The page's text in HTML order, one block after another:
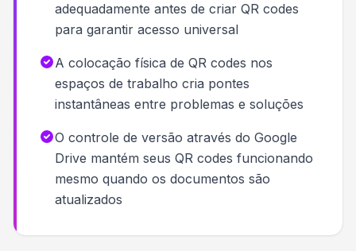
adequadamente antes de criar QR codes
para garantir acesso universal
A colocação física de QR codes nos
espaços de trabalho cria pontes
instantâneas entre problemas e soluções
O controle de versão através do Google
Drive mantém seus QR codes funcionando
mesmo quando os documentos são
atualizados